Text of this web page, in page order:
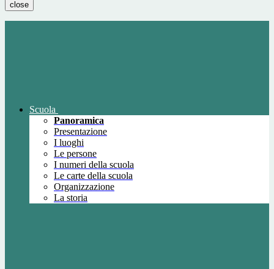
close
Scuola
Panoramica
Presentazione
I luoghi
Le persone
I numeri della scuola
Le carte della scuola
Organizzazione
La storia